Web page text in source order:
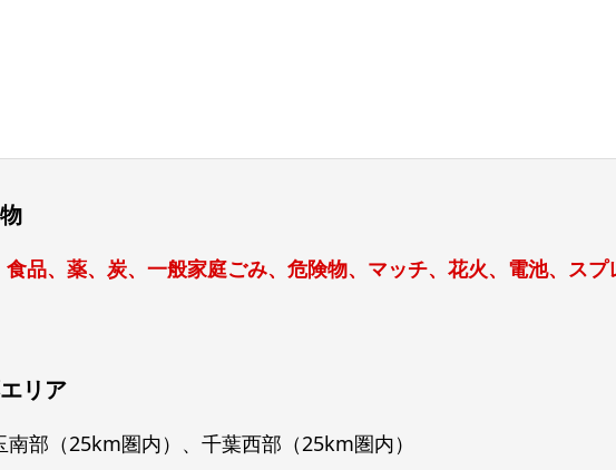
品、薬、炭、一般家庭ごみ、危険物、マッチ、花火、電池、ス
リア
部（25km圏内）、千葉西部（25km圏内）